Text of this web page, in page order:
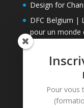
Design for
DFC Belgium |
pour un monde
Contact
Avenue de
B-1040 Bruxelles
Pour vous